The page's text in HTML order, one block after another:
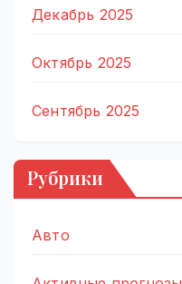
Декабрь 2025
Октябрь 2025
Сентябрь 2025
Рубрики
Авто